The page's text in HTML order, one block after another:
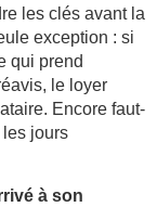
les clés avant la
exception : si
qui prend
le loyer
Encore faut-
jours
à son